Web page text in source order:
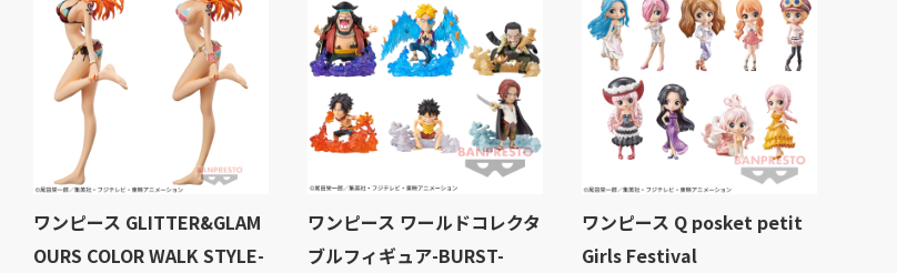
ワンピース GLITTER&GLAM
OURS COLOR WALK STYLE-
ワンピース ワールドコレクタ
ブルフィギュア-BURST-
ワンピース Q posket petit
Girls Festival